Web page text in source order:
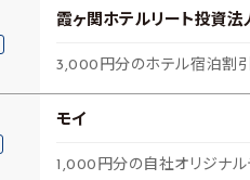
霞ヶ関ホテルリート投資法
3,000円分のホテル宿泊割
モイ
1,000円分の自社オリジナ